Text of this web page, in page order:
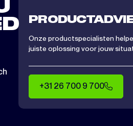
Onze productspecialisten
juiste oplossing voor jouw
+31 26 700 9 700